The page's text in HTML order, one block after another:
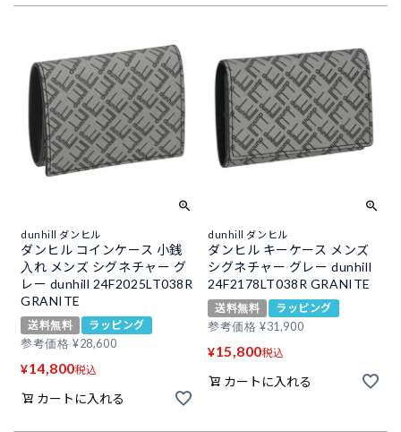
dunhill ダンヒル
ダンヒル コインケース 小銭
入れ メンズ シグネチャー グ
レー dunhill 24F2025LT038R
GRANITE
送料無料
ラッピング
参考価格 ¥28,600
¥14,800税込
カートに入れる
dunhill ダンヒル
ダンヒル キーケース メンズ
シグネチャー グレー dunhill
24F2178LT038R GRANITE
送料無料
ラッピング
参考価格 ¥31,900
¥15,800税込
カートに入れる